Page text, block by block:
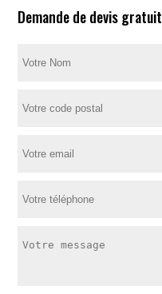
Demande de devis gratuit